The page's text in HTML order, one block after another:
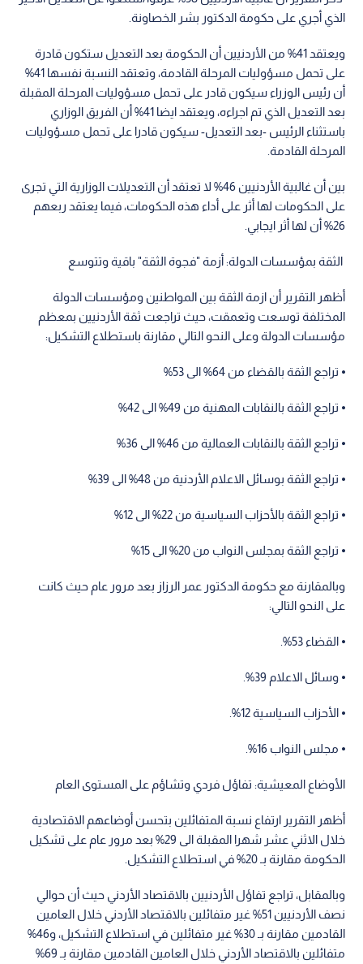
الذي أجري على حكومة الدكتور بشر الخصاونة.
ويعتقد 41% من الأردنيين أن الحكومة بعد التعديل ستكون قادرة
على تحمل مسؤوليات المرحلة القادمة، وتعتقد النسبة نفسها 41%
أن رئيس الوزراء سيكون قادر على تحمل مسؤوليات المرحلة المقبلة
بعد التعديل الذي تم اجراءه، ويعتقد ايضا 41% أن الفريق الوزاري
باستثناء الرئيس -بعد التعديل- سيكون قادرا على تحمل مسؤوليات
المرحلة القادمة.
بين أن غالبية الأردنيين 46% لا تعتقد أن التعديلات الوزارية التي تجرى
على الحكومات لها أثر على أداء هذه الحكومات، فيما يعتقد ربعهم
26% أن لها أثر ايجابي.
الثقة بمؤسسات الدولة: أزمة "فجوة الثقة" باقية وتتوسع
أظهر التقرير أن ازمة الثقة بين المواطنين ومؤسسات الدولة
المختلفة توسعت وتعمقت، حيث تراجعت ثقة الأردنيين بمعظم
مؤسسات الدولة وعلى النحو التالي مقارنة باستطلاع التشكيل:
⦁ تراجع الثقة بالقضاء من 64% الى 53%
⦁ تراجع الثقة بالنقابات المهنية من 49% الى 42%
⦁ تراجع الثقة بالنقابات العمالية من 46% الى 36%
⦁ تراجع الثقة بوسائل الاعلام الأردنية من 48% الى 39%
⦁ تراجع الثقة بالأحزاب السياسية من 22% الى 12%
⦁ تراجع الثقة بمجلس النواب من 20% الى 15%
وبالمقارنة مع حكومة الدكتور عمر الرزاز بعد مرور عام حيث كانت
على النحو التالي:
⦁ القضاء 53%.
⦁ وسائل الاعلام 39%.
⦁ الأحزاب السياسية 12%.
⦁ مجلس النواب 16%.
الأوضاع المعيشية: تفاؤل فردي وتشاؤم على المستوى العام
أظهر التقرير ارتفاع نسبة المتفائلين بتحسن أوضاعهم الاقتصادية
خلال الاثني عشر شهرا المقبلة الى 29% بعد مرور عام على تشكيل
الحكومة مقارنة بـ 20% في استطلاع التشكيل.
وبالمقابل، تراجع تفاؤل الأردنيين بالاقتصاد الأردني حيث أن حوالي
نصف الأردنيين 51% غير متفائلين بالاقتصاد الأردني خلال العامين
القادمين مقارنة بـ 30% غير متفائلين في استطلاع التشكيل، و46%
متفائلين بالاقتصاد الأردني خلال العامين القادمين مقارنة بـ 69%